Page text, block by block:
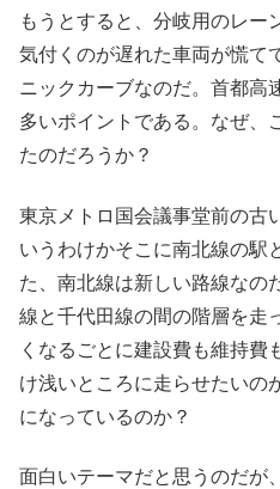
もうとすると、分岐用のレー
気付くのが遅れた車両が慌て
ニックカーブなのだ。首都高
多いポイントである。なぜ、
たのだろうか？
東京メトロ国会議事堂前の古
いうわけかそこに南北線の駅
た、南北線は新しい路線なの
線と千代田線の間の階層を走
くなるごとに建設費も維持費
け浅いところに走らせたいの
になっているのか？
面白いテーマだと思うのだが